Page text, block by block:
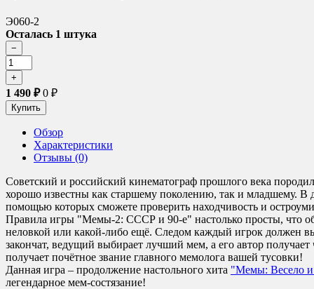
Э060-2
Осталась 1 штука
1 490 ₽0 ₽
Обзор
Характеристики
Отзывы (0)
Советский и российский кинематограф прошлого века
хорошо известны как старшему поколению, так и младшему.
помощью которых сможете проверить находчивость и
Правила игры "Мемы-2: СССР и 90-е" настолько просты, что
неловкой или какой-либо ещё. Следом каждый игрок должен
закончат, ведущий выбирает лучший мем, а его автор
получает почётное звание главного мемолога вашей тусовки!
Данная игра – продолжение настольного хита "Мемы: Весело и
легендарное мем-состязание!